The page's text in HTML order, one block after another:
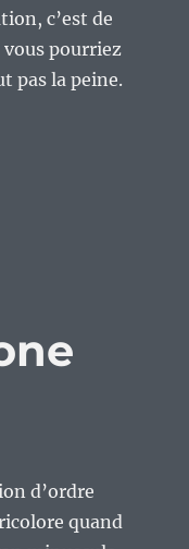
c’est de
pourriez
pas la peine.
d’ordre
quand